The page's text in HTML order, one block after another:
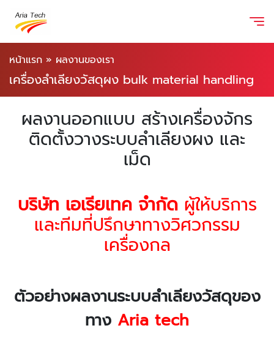
หน้าแรก » ผลงานของเรา
เครื่องลำเลียงวัสดุผง bulk material handling
ผลงานออกแบบ สร้างเครื่องจักร
ติดตั้งวางระบบลำเลียงผง และ
เม็ด
บริษัท เอเรียเทค จำกัดผู้ให้บริการ
และทีมที่ปรึกษาทางวิศวกรรม
เครื่องกล
ตัวอย่างผลงานระบบลำเลียงวัสดุของ
ทาง Aria tech